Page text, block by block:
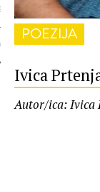
POEZIJA
Ivica
Autor/ica: Ivica